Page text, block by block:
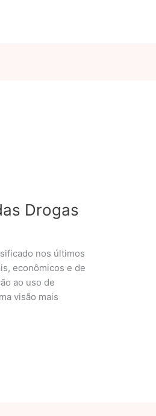
Drogas
nos últimos
econômicos e de
ao uso de
visão mais